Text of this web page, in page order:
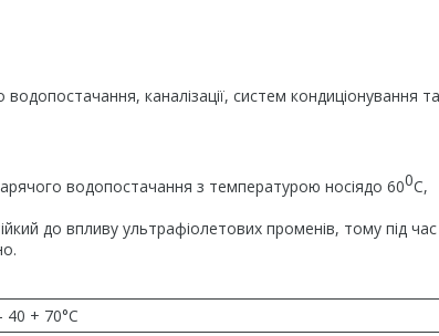
каналізації, систем кондиціонування та
водопостачання з температурою носіядо 600С,
до впливу ультрафіолетових променів, тому під час
- 40 + 70°С